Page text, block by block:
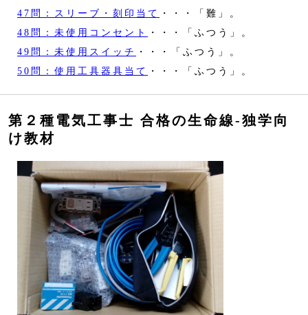
47問：スリーブ・刻印当て
・・・「難」。
48問：未使用コンセント
・・・「ふつう」。
49問：未使用スイッチ
・・・「ふつう」。
50問：使用工具器具当て
・・・「ふつう」。
第２種電気工事士 合格の生命線‐独学向
け教材